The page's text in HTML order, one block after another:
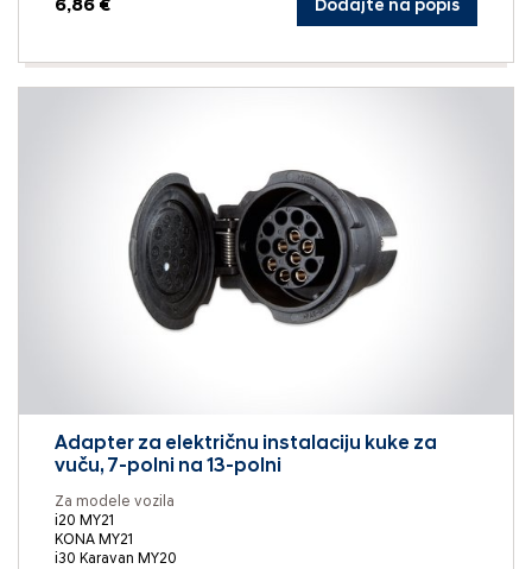
6,86 € Dodajte na popis
Adapter za električnu instalaciju kuke za
vuču, 7-polni na 13-polni
Za modele vozila
i20 MY21
KONA MY21
i30 Karavan MY20